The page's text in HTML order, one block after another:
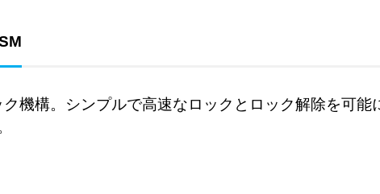
機構。シンプルで高速なロックとロック解除を可能